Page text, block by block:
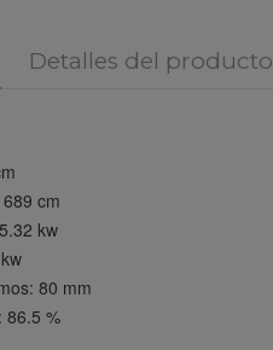
Detalles del producto
cm
kw
80 mm
86.5 %